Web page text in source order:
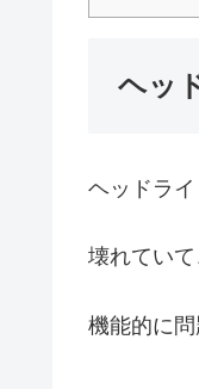
ヘッ
ヘッドライ
壊れてい
機能的に